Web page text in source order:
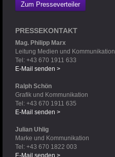
Zum Presseverteiler
PRESSEKONTAKT
Mag. Philipp Marx
Leitung Medien und Kommunikation
Tel: +43 670 1911 633
E-Mail senden >
Ralph Schön
Grafik und Kommunikation
Tel: +43 670 1911 635
E-Mail senden >
Julian Uhlig
Marke und Kommunikation
Tel: +43 670 1822 003
E-Mail senden >